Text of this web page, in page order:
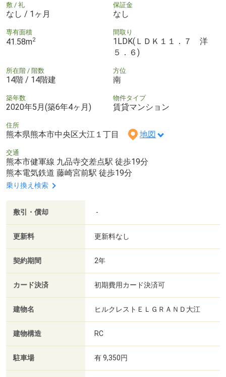
敷 / 礼
なし / 1ヶ月
保証金
なし
専有面積
41.58m2
間取り
1LDK(ＬＤＫ１１．７ 洋
５．６)
所在階 / 階数
14階 / 14階建
方位
南
築年数
2020年5月(築6年4ヶ月)
物件タイプ
賃貸マンション
住所
熊本県熊本市中央区大江１丁目 地図
交通
熊本市健軍線 九品寺交差点駅 徒歩19分
熊本電気鉄道 藤崎宮前駅 徒歩19分
乗り換え検索
敷引・償却 -
更新料 更新料なし
契約期間 2年
カード決済 初期費用カード決済可
建物名 ヒルクレストＥＬＧＲＡＮＤ大江
建物構造 RC
駐車場 有 9,350円